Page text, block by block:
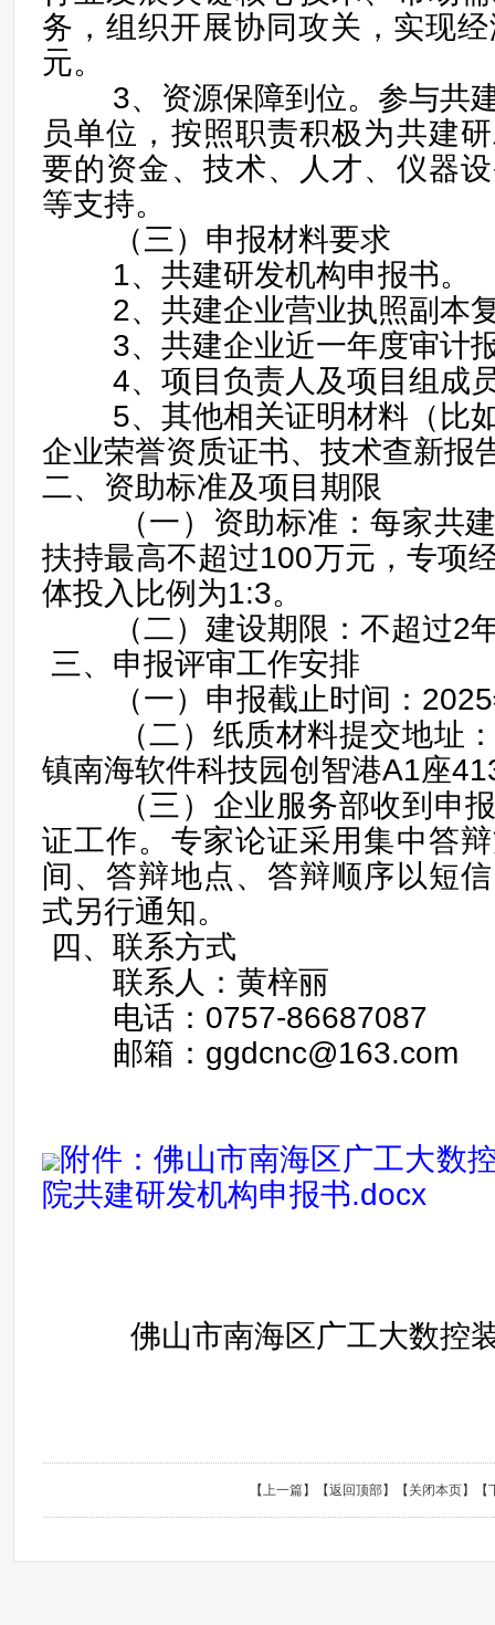
务，组织开展协同攻关，实现
元。
3、资源保障到位。参与共建
员单位，按照职责积极为共建
要的资金、技术、人才、仪器
等支持。
（三）申报材料要求
1、共建研发机构申报书。
2、共建企业营业执照副本
3、共建企业近一年度审计报
4、项目负责人及项目组成员
5、其他相关证明材料（比如
企业荣誉资质证书、技术查新报
二、资助标准及项目期限
（一）资助标准：每家共建
扶持最高不超过100万元，专项
体投入比例为1:3。
（二）建设期限：不超过2
三、申报评审工作安排
（一）申报截止时间：2025
（二）纸质材料提交地址：
镇南海软件科技园创智港A1座
（三）企业服务部收到申报
证工作。专家论证采用集中答
间、答辩地点、答辩顺序以短
式另行通知。
四、联系方式
联系人：黄梓丽
电话：0757-86687087
邮箱：ggdcnc@163.com
附件：佛山市南海区广工大数
院共建研发机构申报书.docx
佛山市南海区广工大数控
【上一篇】【返回顶部】【 关闭本页】【